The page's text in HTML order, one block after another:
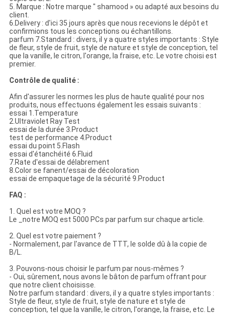
5. Marque : Notre marque " shamood » ou adapté aux besoins du
client.
6.Delivery : d'ici 35 jours après que nous recevions le dépôt et
confirmions tous les conceptions ou échantillons.
parfum 7.Standard : divers, il y a quatre styles importants : Style
de fleur, style de fruit, style de nature et style de conception, tel
que la vanille, le citron, l'orange, la fraise, etc. Le votre choisi est
premier.
Contrôle de qualité :
Afin d'assurer les normes les plus de haute qualité pour nos
produits, nous effectuons également les essais suivants :
essai 1.Temperature
2.Ultraviolet Ray Test
essai de la durée 3.Product
test de performance 4.Product
essai du point 5.Flash
essai d'étanchéité 6.Fluid
7.Rate d'essai de délabrement
8.Color se fanent/essai de décoloration
essai de empaquetage de la sécurité 9.Product
FAQ :
1. Quel est votre MOQ ?
Le _notre MOQ est 5000 PCs par parfum sur chaque article.
2. Quel est votre paiement ?
- Normalement, par l'avance de TTT, le solde dû à la copie de
B/L.
3. Pouvons-nous choisir le parfum par nous-mêmes ?
- Oui, sûrement, nous avons le bâton de parfum offrant pour
que notre client choisisse.
Notre parfum standard : divers, il y a quatre styles importants :
Style de fleur, style de fruit, style de nature et style de
conception, tel que la vanille, le citron, l'orange, la fraise, etc. Le